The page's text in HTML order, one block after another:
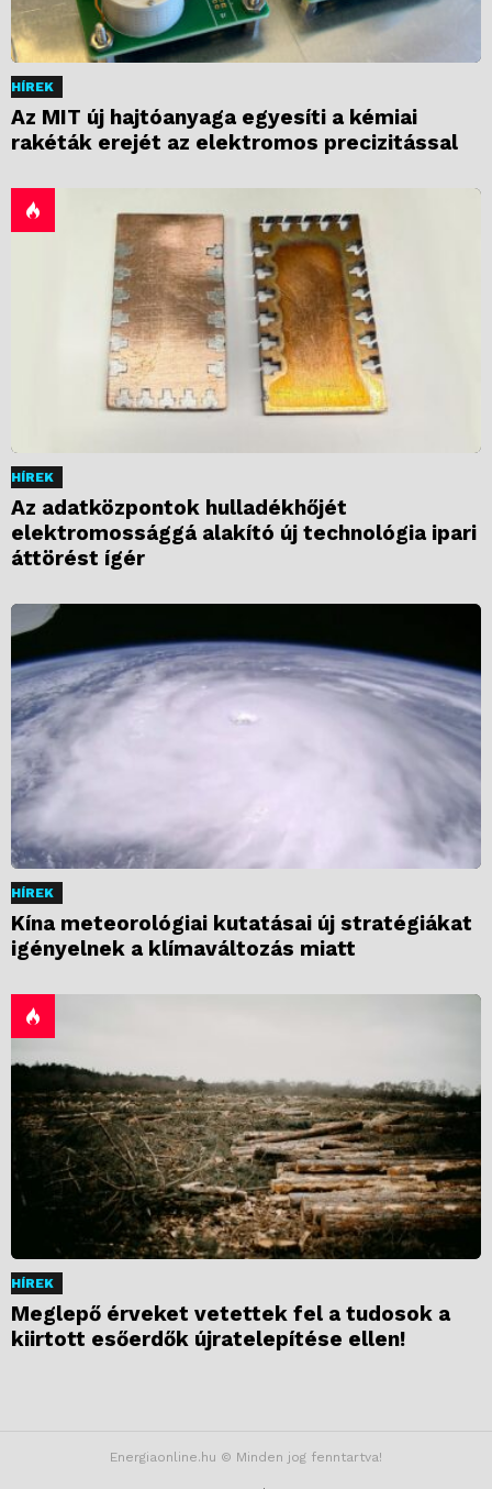
HÍREK
Az MIT új hajtóanyaga egyesíti a kémiai
rakéták erejét az elektromos precizitással
HÍREK
Az adatközpontok hulladékhőjét
elektromossággá alakító új technológia ipari
áttörést ígér
HÍREK
Kína meteorológiai kutatásai új stratégiákat
igényelnek a klímaváltozás miatt
HÍREK
Meglepő érveket vetettek fel a tudosok a
kiirtott esőerdők újratelepítése ellen!
Energiaonline.hu © Minden jog fenntartva!